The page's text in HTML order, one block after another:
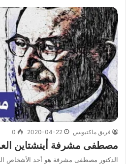
فريق ماكتيوبس 2020-04-22
0
مصطفى مشرفة أينشتاين
الدكتور مصطفى مشرفة هو أحد الأشخاص